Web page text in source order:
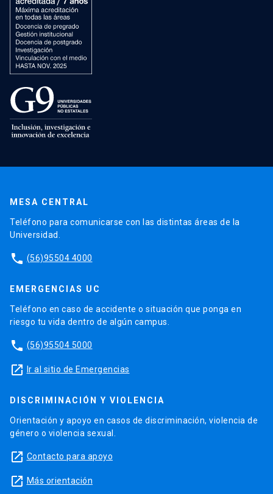
MESA CENTRAL
Teléfono para comunicarse con las distintas áreas de la
Universidad.
phone (56)95504 4000
EMERGENCIAS UC
Teléfono en caso de accidente o situación que ponga en
riesgo tu vida dentro de algún campus.
phone (56)95504 5000
launch Ir al sitio de Emergencias
DISCRIMINACIÓN Y VIOLENCIA
Orientación y apoyo en casos de discriminación, violencia de
género o violencia sexual.
launch Contacto para apoyo
launch Más orientación